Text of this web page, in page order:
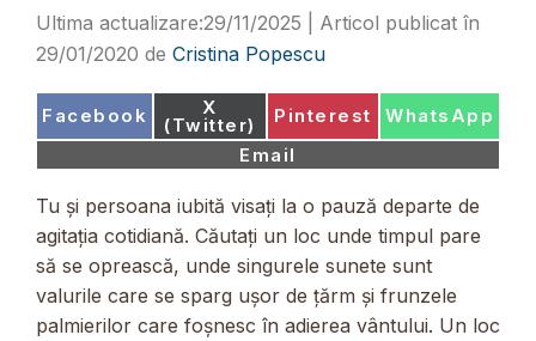
29/11/2025
29/01/2020 de Cristina Popescu
Share
Facebook Share
on
X
(Twitter) Share
Pinterest Share
WhatsApp
Share
on
Email
Tu și persoana iubită visați la o pauză departe de
agitația cotidiană. Căutați un loc unde timpul pare
să se oprească, unde singurele sunete sunt
valurile care se sparg ușor de țărm și frunzele
palmierilor care foșnesc în adierea vântului. Un loc